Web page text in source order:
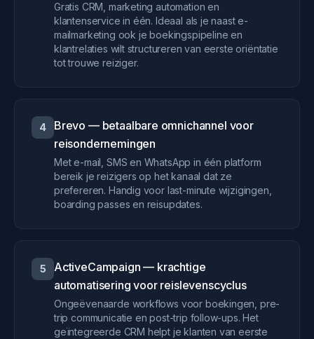
Gratis CRM, marketing automation en
klantenservice in één. Ideaal als je naast e-
mailmarketing ook je boekingspipeline en
klantrelaties wilt structureren van eerste oriëntatie
tot trouwe reiziger.
4
Brevo — betaalbare omnichannel voor
reisondernemingen
Met e-mail, SMS en WhatsApp in één platform
bereik je reizigers op het kanaal dat ze
prefereren. Handig voor last-minute wijzigingen,
boarding passes en reisupdates.
5
ActiveCampaign — krachtige
automatisering voor reislevenscyclus
Ongeëvenaarde workflows voor boekingen, pre-
trip communicatie en post-trip follow-ups. Het
geïntegreerde CRM helpt je klanten van eerste